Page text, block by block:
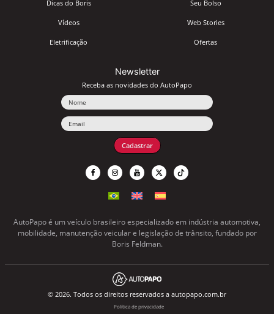
Dicas do Boris
Vídeos
Eletrificação
Seu Bolso
Web Stories
Ofertas
Newsletter
Receba as novidades do AutoPapo
Cadastrar
AutoPapo é um veículo brasileiro especializado em indústria automotiva,
mobilidade, manutenção veicular e legislação de trânsito, fundado por
Boris Feldman.
© 2026. Todos os direitos reservados a autopapo.com.br
Política de privacidade